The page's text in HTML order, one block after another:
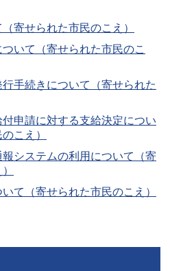
寄せられた市民のこえ）
いて（寄せられた市民のこ
手続きについて（寄せられた
申請に対する支給決定につい
こえ）
システムの利用について（寄
て（寄せられた市民のこえ）